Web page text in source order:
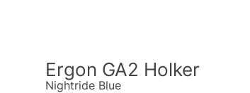
Ergon GA2 Holker
Nightride Blue